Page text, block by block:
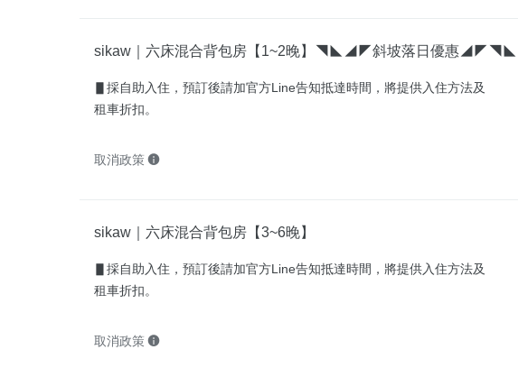
sikaw｜六床混合背包房【1~2晚】◥◣◢◤斜坡落日優惠◢◤◥◣
▋採自助入住，預訂後請加官方Line告知抵達時間，將提供入住方法及
租車折扣。
取消政策
sikaw｜六床混合背包房【3~6晚】
▋採自助入住，預訂後請加官方Line告知抵達時間，將提供入住方法及
租車折扣。
取消政策